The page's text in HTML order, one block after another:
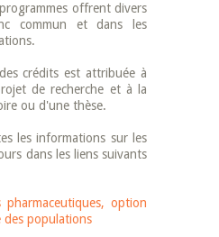
offrent divers
commun et dans les
crédits est attribuée à
de recherche et à la
ou d'une thèse.
les informations sur les
dans les liens suivants
pharmaceutiques, option
des populations